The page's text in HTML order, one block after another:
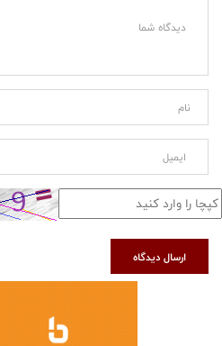
ارسال دیدگاه